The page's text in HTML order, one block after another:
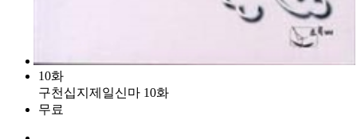
10화
구천십지제일신마 10화
무료